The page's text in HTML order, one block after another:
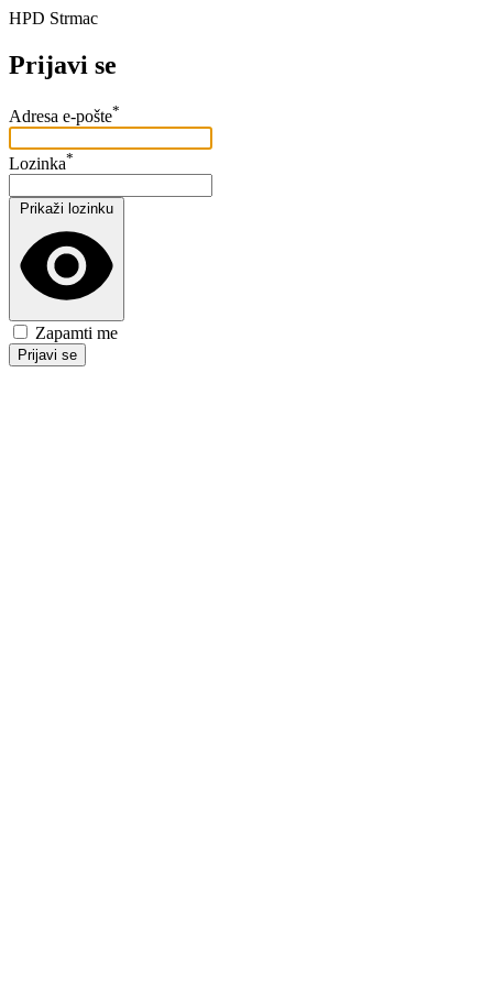
HPD Strmac
Prijavi se
Adresa e-pošte*
Lozinka*
Prikaži lozinku
Zapamti me
Prijavi se